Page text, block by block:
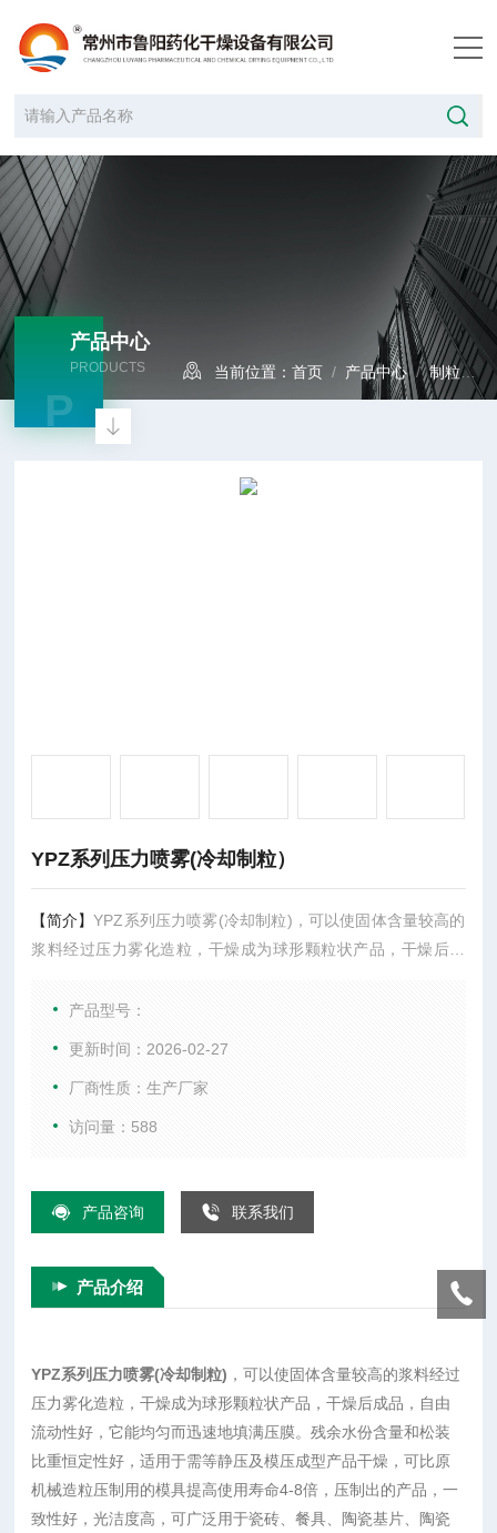
产品中心
PRODUCTS
P
当前位置：首页 / 产品中心/制粒设备
YPZ系列压力喷雾(冷却制粒）
【简介】YPZ系列压力喷雾(冷却制粒)，可以使固体含量较高的
浆料经过压力雾化造粒，干燥成为球形颗粒状产品，干燥后成
产品型号：
更新时间：2026-02-27
厂商性质：生产厂家
访问量：588
产品咨询 联系我们
产品介绍
YPZ系列压力喷雾(冷却制粒) ，可以使固体含量较高的浆料经过
压力雾化造粒，干燥成为球形颗粒状产品，干燥后成品，自由
流动性好，它能均匀而迅速地填满压膜。残余水份含量和松装
比重恒定性好，适用于需等静压及模压成型产品干燥，可比原
机械造粒压制用的模具提高使用寿命4-8倍，压制出的产品，一
致性好，光洁度高，可广泛用于瓷砖、餐具、陶瓷基片、陶瓷